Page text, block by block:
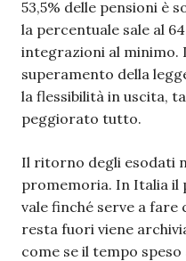
53,5% delle pensioni è
la percentuale sale al
integrazioni al minimo.
superamento della
la flessibilità in uscita,
peggiorato tutto.
Il ritorno degli esodati
promemoria. In Italia
vale finché serve a fare
resta fuori viene
come se il tempo